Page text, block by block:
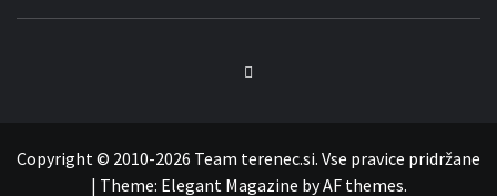
Facebook
Copyright © 2010-2026 Team terenec.si. Vse pravice pridržane
| Theme: Elegant Magazine byAF themes.